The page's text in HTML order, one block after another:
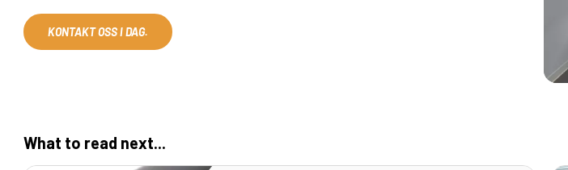
KONTAKT OSS I DAG.
What to read next...